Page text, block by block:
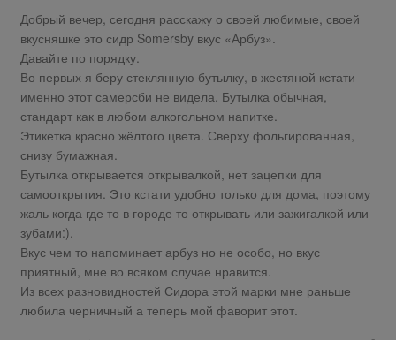
Добрый вечер, сегодня расскажу о своей любимые, своей
вкусняшке это сидр Somersby вкус «Арбуз».
Давайте по порядку.
Во первых я беру стеклянную бутылку, в жестяной кстати
именно этот самерсби не видела. Бутылка обычная,
стандарт как в любом алкогольном напитке.
Этикетка красно жёлтого цвета. Сверху фольгированная,
снизу бумажная.
Бутылка открывается открывалкой, нет зацепки для
самооткрытия. Это кстати удобно только для дома, поэтому
жаль когда где то в городе то открывать или зажигалкой или
зубами:).
Вкус чем то напоминает арбуз но не особо, но вкус
приятный, мне во всяком случае нравится.
Из всех разновидностей Сидора этой марки мне раньше
любила черничный а теперь мой фаворит этот.